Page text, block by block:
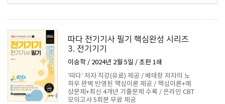
따다 전기기사 필기 핵심완성 시리즈
3. 전기기기
이승학 / 2024년 2월 5일 / 초판 1쇄
‘따다’ 저자 직강(유료) 제공 / 베테랑 저자의 노
하우 완벽 반영된 핵심이론 제공 / 핵심이론+예
상문제+최신 4개년 기출문제 수록 / 온라인 CBT
모의고사 5회분 무료 제공